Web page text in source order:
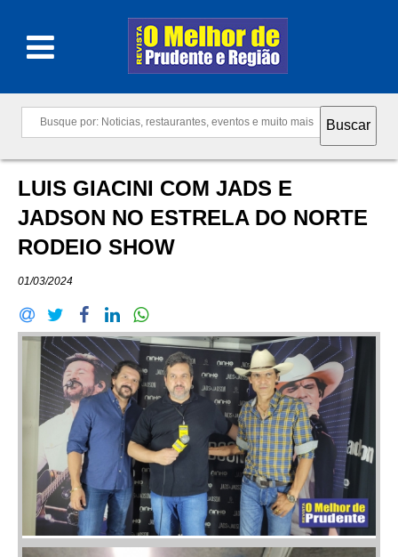
LUIS GIACINI COM JADS E
JADSON NO ESTRELA DO NORTE
RODEIO SHOW
01/03/2024